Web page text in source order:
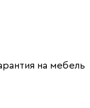
на мебель